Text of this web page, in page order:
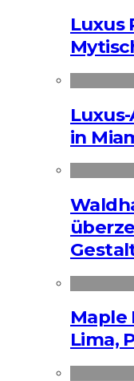
Luxus
in
Maple
Lima,